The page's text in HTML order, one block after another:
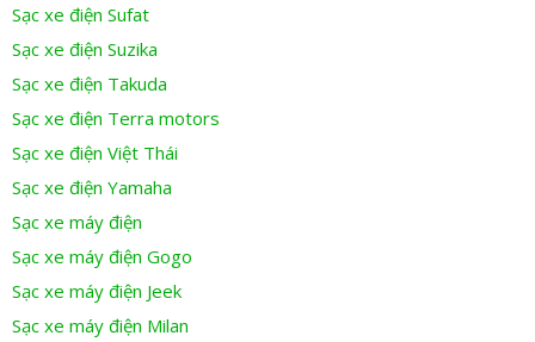
Sạc xe điện Sufat
Sạc xe điện Suzika
Sạc xe điện Takuda
Sạc xe điện Terra motors
Sạc xe điện Việt Thái
Sạc xe điện Yamaha
Sạc xe máy điện
Sạc xe máy điện Gogo
Sạc xe máy điện Jeek
Sạc xe máy điện Milan